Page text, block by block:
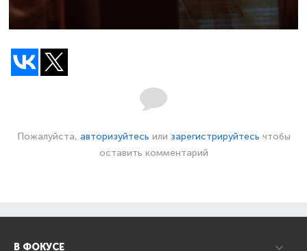
Пожалуйста, авторизуйтесь или зарегистрируйтесь чтобы
оставить комментарий
В ФОКУСЕ